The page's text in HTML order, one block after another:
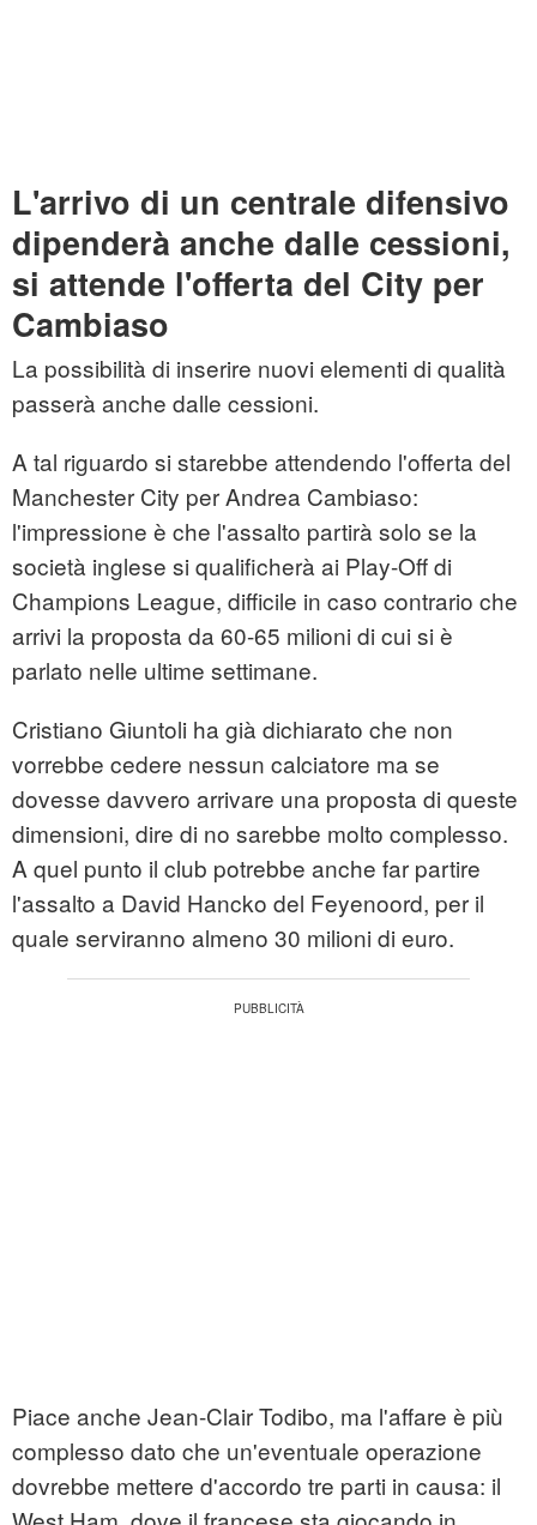
L'arrivo di un centrale difensivo
dipenderà anche dalle cessioni,
si attende l'offerta del City per
Cambiaso
La possibilità di inserire nuovi elementi di qualità
passerà anche dalle cessioni.
A tal riguardo si starebbe attendendo l'offerta del
Manchester City per Andrea Cambiaso:
l'impressione è che l'assalto partirà solo se la
società inglese si qualificherà ai Play-Off di
Champions League, difficile in caso contrario che
arrivi la proposta da 60-65 milioni di cui si è
parlato nelle ultime settimane.
Cristiano Giuntoli ha già dichiarato che non
vorrebbe cedere nessun calciatore ma se
dovesse davvero arrivare una proposta di queste
dimensioni, dire di no sarebbe molto complesso.
A quel punto il club potrebbe anche far partire
l'assalto a David Hancko del Feyenoord, per il
quale serviranno almeno 30 milioni di euro.
Piace anche Jean-Clair Todibo, ma l'affare è più
complesso dato che un'eventuale operazione
dovrebbe mettere d'accordo tre parti in causa: il